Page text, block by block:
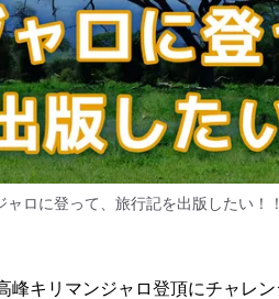
ロに登って、旅行記を出版したい！！
キリマンジャロ登頂にチャレン